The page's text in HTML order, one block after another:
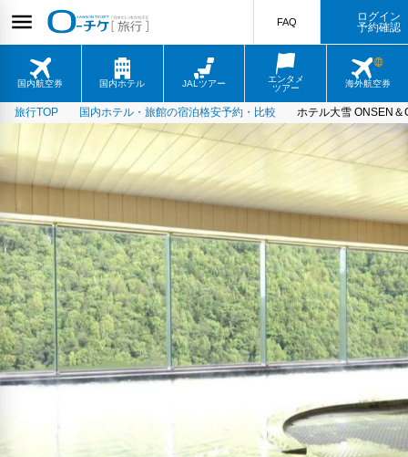
国内航空券 国内ホテル JALツアー
エンタメ
ツアー
海外航空券
FAQ
ログイン
予約確認
旅行TOP 国内ホテル・旅館の宿泊格安予約・比較 ホテル大雪 ONSEN